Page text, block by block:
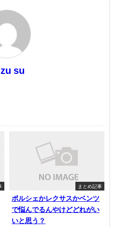
su
まとめ記事
ポルシェかレクサスかベンツ
で悩んでるんやけどどれがい
いと思う？